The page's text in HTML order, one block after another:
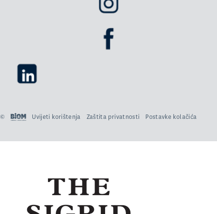
© Uvijeti korištenja Zaštita privatnosti Postavke kolačića